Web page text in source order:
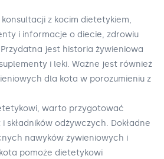
z kocim dietetykiem,
i informacje o diecie, zdrowiu
jest historia żywieniowa
i leki. Ważne jest również
dla kota w porozumieniu z
warto przygotować
składników odżywczych. Dokładne
nawyków żywieniowych i
pomoże dietetykowi